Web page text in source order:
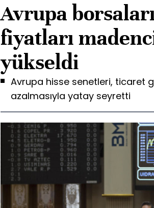
Avrupa
fiyatları
yükseldi
Avrupa hisse senetleri, ticaret
azalmasıyla yatay seyretti